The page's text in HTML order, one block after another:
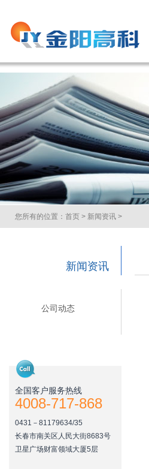
您所有的位置： 首页 > 新闻资讯 >
新闻资讯
公司动态
全国客户服务热线
4008-717-868
0431－81179634/35
长春市南关区人民大街8683号
卫星广场财富领域大厦5层